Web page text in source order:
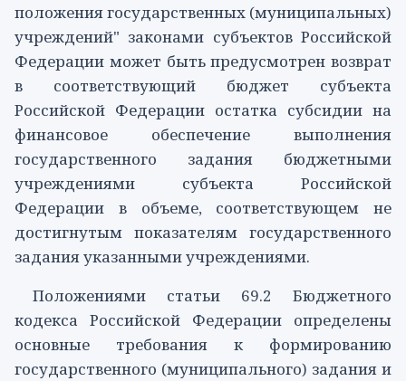
положения государственных (муниципальных)
учреждений" законами субъектов Российской
Федерации может быть предусмотрен возврат
в соответствующий бюджет субъекта
Российской Федерации остатка субсидии на
финансовое обеспечение выполнения
государственного задания бюджетными
учреждениями субъекта Российской
Федерации в объеме, соответствующем не
достигнутым показателям государственного
задания указанными учреждениями.
Положениями статьи 69.2 Бюджетного
кодекса Российской Федерации определены
основные требования к формированию
государственного (муниципального) задания и